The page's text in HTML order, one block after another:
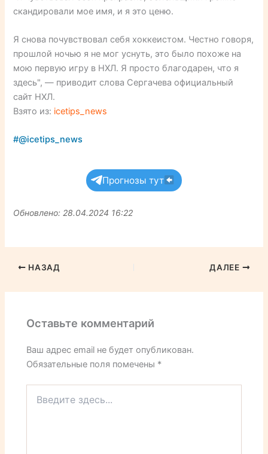
скандировали мое имя, и я это ценю.
Я снова почувствовал себя хоккеистом. Честно говоря,
прошлой ночью я не мог уснуть, это было похоже на
мою первую игру в НХЛ. Я просто благодарен, что я
здесь", — приводит слова Сергачева официальный
сайт НХЛ.
Взято из: icetips_news
#@icetips_news
Прогнозы тут
Обновлено: 28.04.2024 16:22
НАЗАД ДАЛЕЕ
Оставьте комментарий
Ваш адрес email не будет опубликован.
Обязательные поля помечены *
здесь...